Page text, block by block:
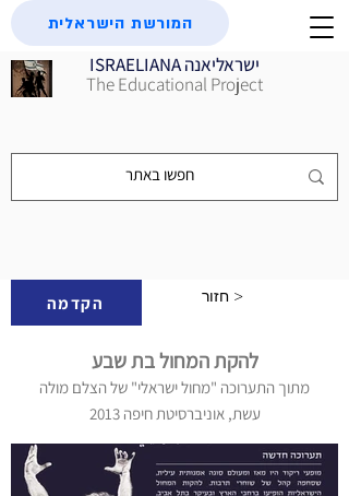
ISRAELIANA ישראליאנה
The Educational Project
המורשת הישראלית
הקדמה חזור >
להקת המחול בת שבע
מתוך התערוכה "מחול ישראלי" של הצלם מולה
עשת, אוניברסיטת חיפה 2013